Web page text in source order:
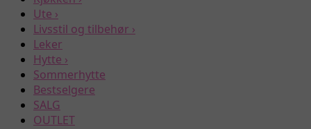
Ute ›
Livsstil og tilbehør ›
Leker
Hytte ›
Sommerhytte
Bestselgere
SALG
OUTLET